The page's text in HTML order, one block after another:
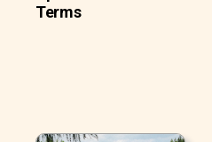
Terms